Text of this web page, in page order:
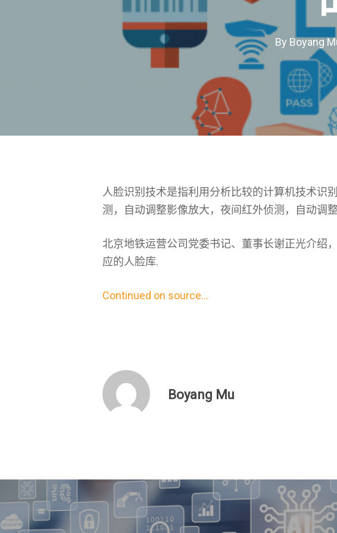
By Boyang
人脸识别技术是指利用分析比较的计算机技术识
测，自动调整影像放大，夜间红外侦测，自动调
北京地铁运营公司党委书记、董事长谢正光介绍
应的人脸库.
Continued on source…
Boyang Mu